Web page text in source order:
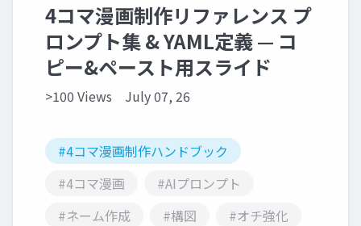
4コマ漫画制作リファレンス プ
ロンプト集 & YAML定義 — コ
ピー&ペースト用スライド
>100 Views July 07, 26
#4コマ漫画制作ハンドブック
#4コマ漫画
#AIプロンプト
#ネーム作成
#構図 #オチ強化